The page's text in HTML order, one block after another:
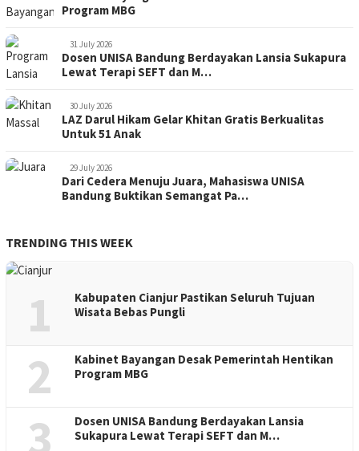
Program MBG
31 July 2026
Dosen UNISA Bandung Berdayakan Lansia Sukapura
Lewat Terapi SEFT dan M…
30 July 2026
LAZ Darul Hikam Gelar Khitan Gratis Berkualitas
Untuk 51 Anak
29 July 2026
Dari Cedera Menuju Juara, Mahasiswa UNISA
Bandung Buktikan Semangat Pa…
TRENDING THIS WEEK
1
Kabupaten Cianjur Pastikan Seluruh Tujuan
Wisata Bebas Pungli
2
Kabinet Bayangan Desak Pemerintah Hentikan
Program MBG
3
Dosen UNISA Bandung Berdayakan Lansia
Sukapura Lewat Terapi SEFT dan M…